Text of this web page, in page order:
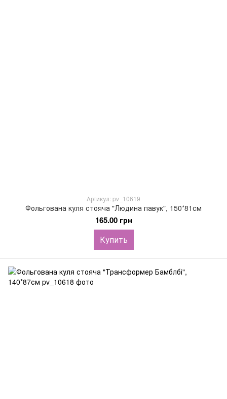
Артикул: pv_10619
Фольгована куля стояча "Людина павук", 150*81см
165.00 грн
Купить